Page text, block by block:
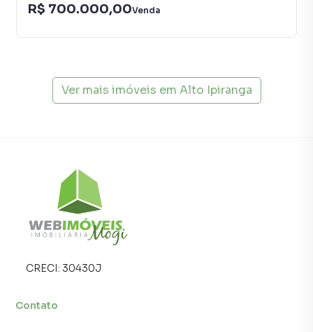
R$ 700.000,00Venda
Ver mais imóveis em Alto Ipiranga
CRECI: 30430J
Contato